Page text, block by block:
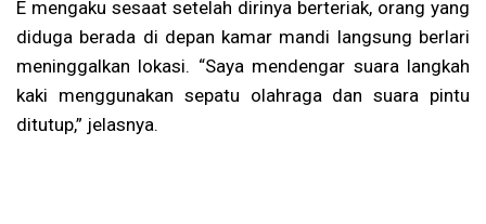
E mengaku sesaat setelah dirinya berteriak, orang yang
diduga berada di depan kamar mandi langsung berlari
meninggalkan lokasi. “Saya mendengar suara langkah
kaki menggunakan sepatu olahraga dan suara pintu
ditutup,” jelasnya.